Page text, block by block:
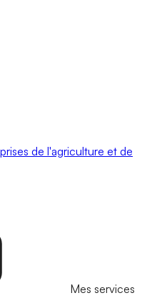
de l'agriculture et de
Mes services